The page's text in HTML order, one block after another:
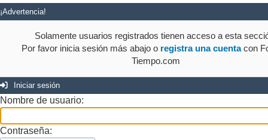
¡Advertencia!
Solamente usuarios registrados tienen acceso a esta
Por favor inicia sesión más abajo o registra una cuentacon
Tiempo.com
Iniciar sesión
Nombre de usuario:
Contraseña: